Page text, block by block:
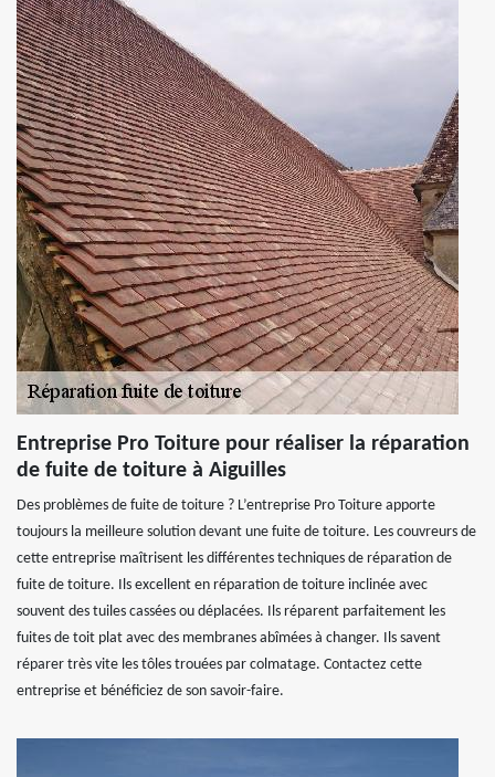
Entreprise Pro Toiture pour réaliser la réparation
de fuite de toiture à Aiguilles
Des problèmes de fuite de toiture ? L’entreprise Pro Toiture apporte
toujours la meilleure solution devant une fuite de toiture. Les couvreurs de
cette entreprise maîtrisent les différentes techniques de réparation de
fuite de toiture. Ils excellent en réparation de toiture inclinée avec
souvent des tuiles cassées ou déplacées. Ils réparent parfaitement les
fuites de toit plat avec des membranes abîmées à changer. Ils savent
réparer très vite les tôles trouées par colmatage. Contactez cette
entreprise et bénéficiez de son savoir-faire.